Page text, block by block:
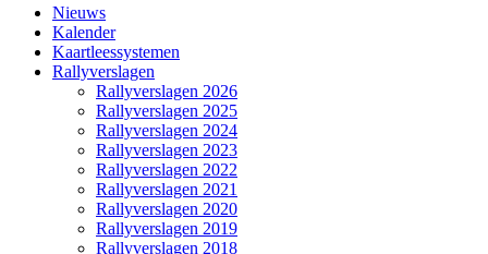
Nieuws
Kalender
Kaartleessystemen
Rallyverslagen
Rallyverslagen 2026
Rallyverslagen 2025
Rallyverslagen 2024
Rallyverslagen 2023
Rallyverslagen 2022
Rallyverslagen 2021
Rallyverslagen 2020
Rallyverslagen 2019
Rallyverslagen 2018